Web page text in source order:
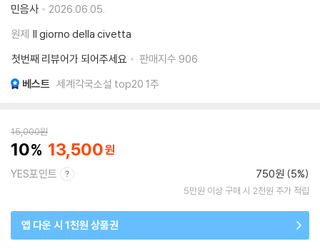
민음사
2026.06.05.
원제 Il giorno della civetta
첫번째 리뷰어가 되어주세요
판매지수 906
베스트 세계각국소설 top20 1주
15,000원
10 13,500
YES포인트 750원 (5%)
5만원 이상 구매 시 2천원 추가 적립
앱 다운 시 1천원 상품권